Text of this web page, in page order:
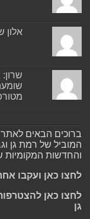
אלון
ברוכים הבאים
המוביל של רמת גן
והחדשות המקומיות
לחצו כאן ועקבו
לחצו כאן
גן